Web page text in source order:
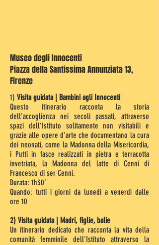
Museo degli Innocenti
Piazza della Santissima Annunziata 13,
Firenze
1) Visita guidata | Bambini agli Innocenti
Questo itinerario racconta la storia
dell’accoglienza nei secoli passati, attraverso
spazi dell’Istituto solitamente non visitabili e
grazie alle opere d’arte che documentano la cura
dei neonati, come la Madonna della Misericordia,
i Putti in fasce realizzati in pietra e terracotta
invetriata, la Madonna del latte di Cenni di
Francesco di ser Cenni.
Durata: 1h30'
Quando: tutti i giorni da lunedì a venerdì dalle
ore 10
2) Visita guidata | Madri, figlie, balie
Un itinerario dedicato che racconta la vita della
comunità femminile dell'Istituto attraverso la